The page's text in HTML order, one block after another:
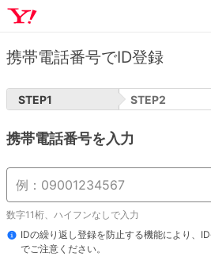
携帯電話番号でID登録
STEP1 STEP2
携帯電話番号を入力
数字11桁、ハイフンなしで入力
IDの繰り返し登録を防止する機能により、
でご注意ください。